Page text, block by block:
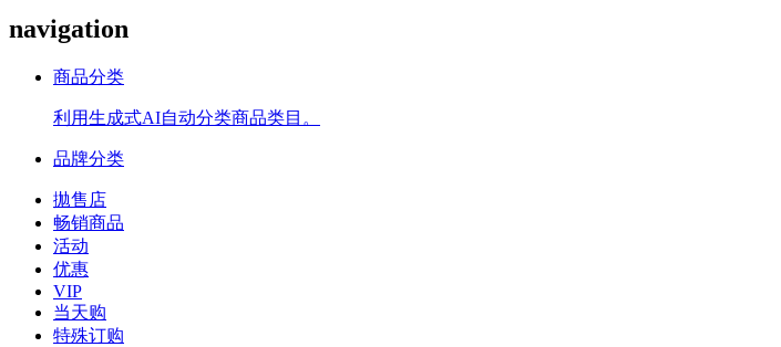
navigation
商品分类
利用生成式AI自动分类商品类目。
品牌分类
拋售店
畅销商品
活动
优惠
VIP
当天购
特殊订购